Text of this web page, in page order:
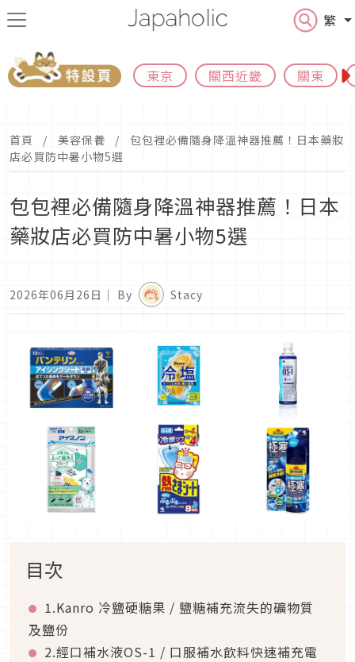
繁
東京 關西近畿 關東
首頁 美容保養
包包裡必備隨身降溫神器推薦！日本藥妝
店必買防中暑小物5選
包包裡必備隨身降溫神器推薦！日本
藥妝店必買防中暑小物5選
2026年06月26日 ｜ By Stacy
目次
1.Kanro 冷鹽硬糖果 / 鹽糖補充流失的礦物質
及鹽份
2.經口補水液OS-1 / 口服補水飲料快速補充電